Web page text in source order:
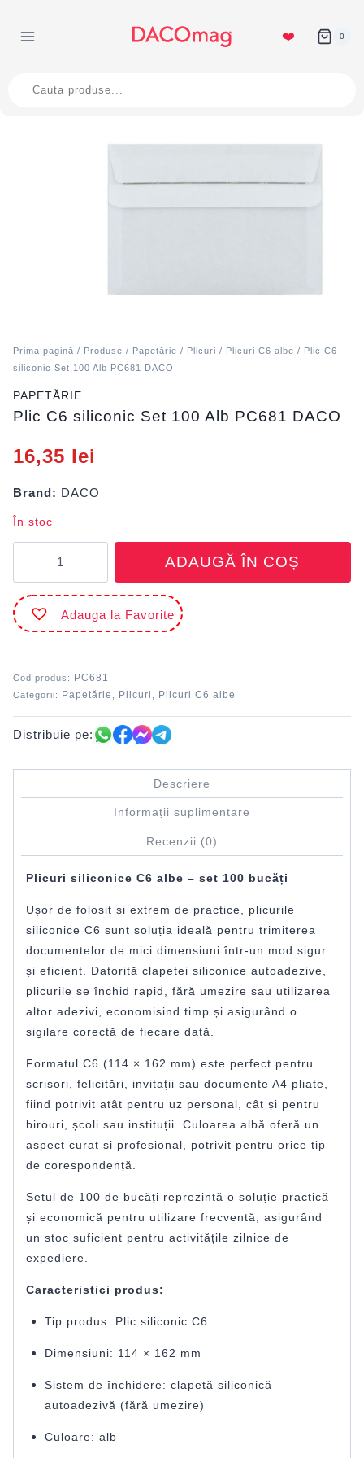
content
❤️ 0
search
Prima pagină / Produse / Papetărie / Plicuri / Plicuri C6 albe / Plic C6
siliconic Set 100 Alb PC681 DACO
PAPETĂRIE
Plic C6 siliconic Set 100 Alb PC681 DACO
16,35 lei
Brand: DACO
În stoc
C6
siliconic
Set
100
DACO
ADAUGĂ ÎN COȘ
Adauga la Favorite
Cod produs: PC681
Categorii: Papetărie Plicuri Plicuri C6 albe
Distribuie pe:
Descriere
Informații suplimentare
Recenzii (0)
Plicuri siliconice C6 albe – set 100 bucăți
Ușor de folosit și extrem de practice, plicurile
siliconice C6 sunt soluția ideală pentru trimiterea
documentelor de mici dimensiuni într-un mod sigur
și eficient. Datorită clapetei siliconice autoadezive,
plicurile se închid rapid, fără umezire sau utilizarea
altor adezivi, economisind timp și asigurând o
sigilare corectă de fiecare dată.
Formatul C6 (114 × 162 mm) este perfect pentru
scrisori, felicitări, invitații sau documente A4 pliate,
fiind potrivit atât pentru uz personal, cât și pentru
birouri, școli sau instituții. Culoarea albă oferă un
aspect curat și profesional, potrivit pentru orice tip
de corespondență.
Setul de 100 de bucăți reprezintă o soluție practică
și economică pentru utilizare frecventă, asigurând
un stoc suficient pentru activitățile zilnice de
expediere.
Caracteristici produs:
Tip produs: Plic siliconic C6
Dimensiuni: 114 × 162 mm
Sistem de închidere: clapetă siliconică
autoadezivă (fără umezire)
Culoare: alb